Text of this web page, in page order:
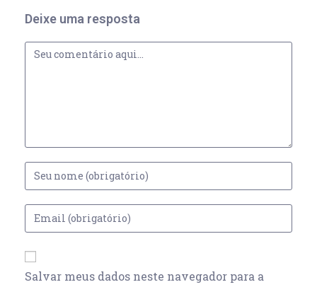
Deixe uma resposta
Salvar meus dados neste navegador para a